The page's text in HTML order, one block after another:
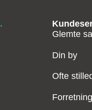
.
Glemte
Din by
Ofte